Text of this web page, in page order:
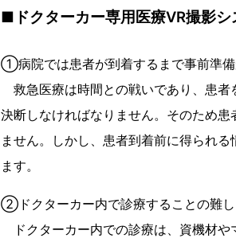
■ドクターカー専用医療VR撮影
①病院では患者が到着するまで事前準
救急医療は時間との戦いであり、患者
決断しなければなりません。そのため
ません。しかし、患者到着前に得られ
ます。
②ドクターカー内で診療することの難し
ドクターカー内での診療は、資機材や